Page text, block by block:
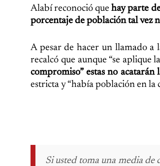
Alabí reconoció quehay parte
porcentaje de población tal vez
A pesar de hacer un llamado a
recalcó que aunque “se aplique
compromiso” estas no acatarán
estricta y “había población en la
Si usted toma una media